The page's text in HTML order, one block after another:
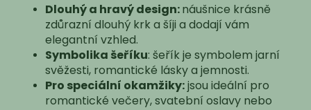
Dlouhý a hravý design:náušnice krásně
zdůrazní dlouhý krk a šíji a dodají vám
elegantní vzhled.
Symbolika šeříku: šeřík je symbolem jarní
svěžesti, romantické lásky a jemnosti.
Pro speciální okamžiky:jsou ideální pro
romantické večery, svatební oslavy nebo